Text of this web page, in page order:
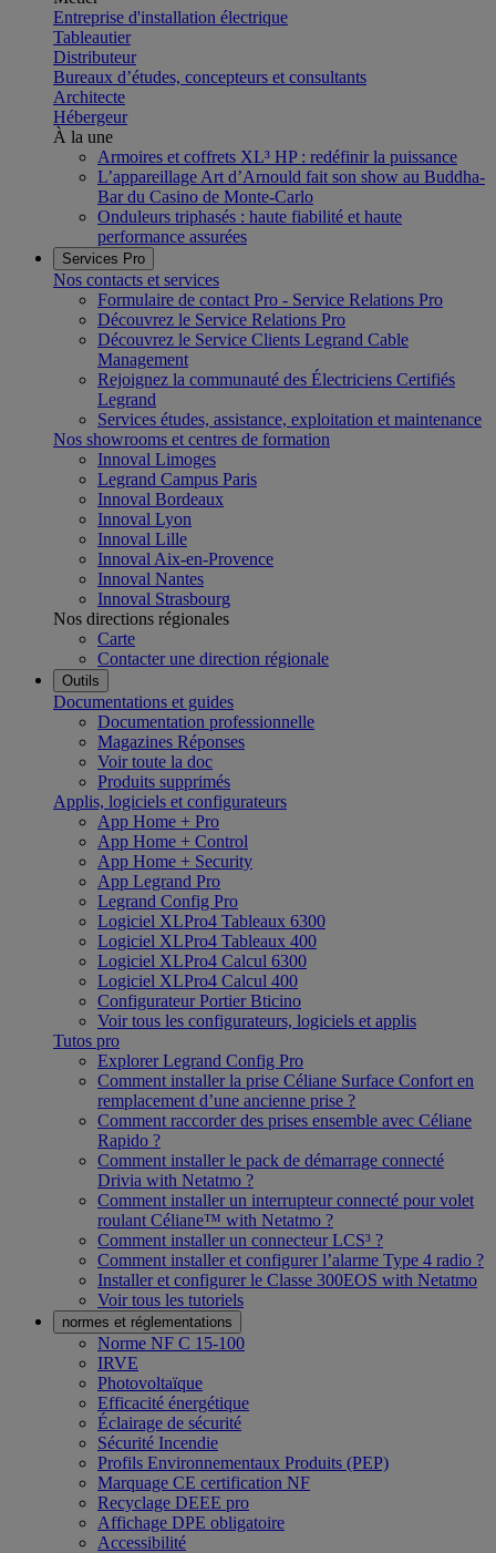
Entreprise d'installation électrique
Tableautier
Distributeur
Bureaux d’études, concepteurs et consultants
Architecte
Hébergeur
À la une
Armoires et coffrets XL³ HP : redéfinir la puissance
L’appareillage Art d’Arnould fait son show au Buddha-
Bar du Casino de Monte-Carlo
Onduleurs triphasés : haute fiabilité et haute
performance assurées
Services Pro
Nos contacts et services
Formulaire de contact Pro - Service Relations Pro
Découvrez le Service Relations Pro
Découvrez le Service Clients Legrand Cable
Management
Rejoignez la communauté des Électriciens Certifiés
Legrand
Services études, assistance, exploitation et maintenance
Nos showrooms et centres de formation
Innoval Limoges
Legrand Campus Paris
Innoval Bordeaux
Innoval Lyon
Innoval Lille
Innoval Aix-en-Provence
Innoval Nantes
Innoval Strasbourg
Nos directions régionales
Carte
Contacter une direction régionale
Outils
Documentations et guides
Documentation professionnelle
Magazines Réponses
Voir toute la doc
Produits supprimés
Applis, logiciels et configurateurs
App Home + Pro
App Home + Control
App Home + Security
App Legrand Pro
Legrand Config Pro
Logiciel XLPro4 Tableaux 6300
Logiciel XLPro4 Tableaux 400
Logiciel XLPro4 Calcul 6300
Logiciel XLPro4 Calcul 400
Configurateur Portier Bticino
Voir tous les configurateurs, logiciels et applis
Tutos pro
Explorer Legrand Config Pro
Comment installer la prise Céliane Surface Confort en
remplacement d’une ancienne prise ?
Comment raccorder des prises ensemble avec Céliane
Rapido ?
Comment installer le pack de démarrage connecté
Drivia with Netatmo ?
Comment installer un interrupteur connecté pour volet
roulant Céliane™ with Netatmo ?
Comment installer un connecteur LCS³ ?
Comment installer et configurer l’alarme Type 4 radio ?
Installer et configurer le Classe 300EOS with Netatmo
Voir tous les tutoriels
normes et réglementations
Norme NF C 15-100
IRVE
Photovoltaïque
Efficacité énergétique
Éclairage de sécurité
Sécurité Incendie
Profils Environnementaux Produits (PEP)
Marquage CE certification NF
Recyclage DEEE pro
Affichage DPE obligatoire
Accessibilité